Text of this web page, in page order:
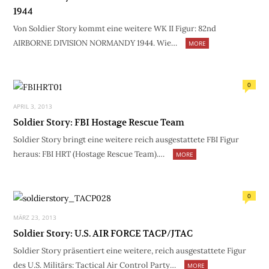
1944
Von Soldier Story kommt eine weitere WK II Figur: 82nd
AIRBORNE DIVISION NORMANDY 1944. Wie…
MORE
APRIL 3, 2013
0
Soldier Story: FBI Hostage Rescue Team
Soldier Story bringt eine weitere reich ausgestattete FBI Figur
heraus: FBI HRT (Hostage Rescue Team).…
MORE
MÄRZ 23, 2013
0
Soldier Story: U.S. AIR FORCE TACP/JTAC
Soldier Story präsentiert eine weitere, reich ausgestattete Figur
des U.S. Militärs: Tactical Air Control Party…
MORE